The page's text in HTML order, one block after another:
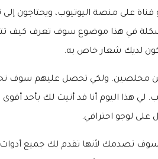
مشكلة في هذا موضوع سوف تعرف كيف
لديك شعار خاص به.
مخلصين. ولكي تحصل عليهم سوف
لي هذا اليوم أنا قد أتيت لك بأحد
لوجو احترافي.
سوف تصدمك لأنها تقدم لك جميع